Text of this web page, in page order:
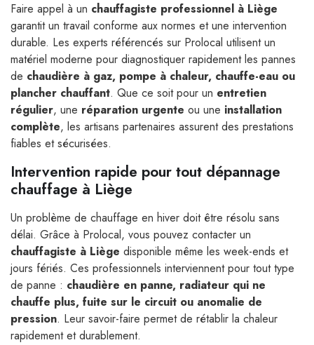
Faire appel à un chauffagiste professionnel à Liège
garantit un travail conforme aux normes et une intervention
durable. Les experts référencés sur Prolocal utilisent un
matériel moderne pour diagnostiquer rapidement les pannes
de chaudière à gaz, pompe à chaleur, chauffe-eau ou
plancher chauffant. Que ce soit pour un entretien
régulier, une réparation urgente ou une installation
complète, les artisans partenaires assurent des prestations
fiables et sécurisées.
Intervention rapide pour tout dépannage
chauffage à Liège
Un problème de chauffage en hiver doit être résolu sans
délai. Grâce à Prolocal, vous pouvez contacter un
chauffagiste à Liège disponible même les week-ends et
jours fériés. Ces professionnels interviennent pour tout type
de panne : chaudière en panne, radiateur qui ne
chauffe plus, fuite sur le circuit ou anomalie de
pression. Leur savoir-faire permet de rétablir la chaleur
rapidement et durablement.